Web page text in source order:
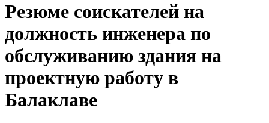
Резюме соискателей на
должность инженера по
обслуживанию здания на
проектную работу в
Балаклаве